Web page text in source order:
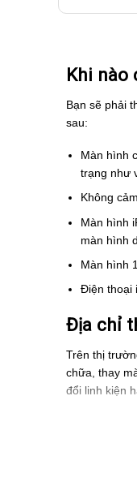
Khi nào
Bạn sẽ phải
sau:
Màn hình
trạng như
Không
Màn hình
màn hình
Màn hình
Điện thoại
Địa chỉ
Trên thị
chữa, thay
đổi linh kiện
Bình Minh